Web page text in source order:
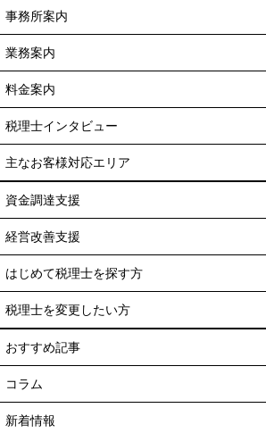
事務所案内
業務案内
料金案内
税理士インタビュー
主なお客様対応エリア
資金調達支援
経営改善支援
はじめて税理士を探す方
税理士を変更したい方
おすすめ記事
コラム
新着情報